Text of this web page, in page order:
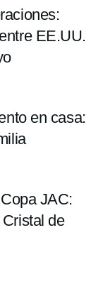
EE.UU.
en casa:
JAC:
de